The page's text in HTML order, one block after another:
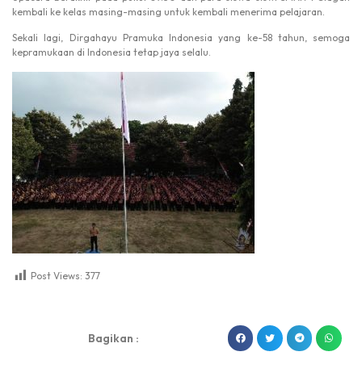
kembali ke kelas masing-masing untuk kembali menerima pelajaran.
Sekali lagi, Dirgahayu Pramuka Indonesia yang ke-58 tahun, semoga
kepramukaan di Indonesia tetap jaya selalu.
Post Views: 377
Bagikan :